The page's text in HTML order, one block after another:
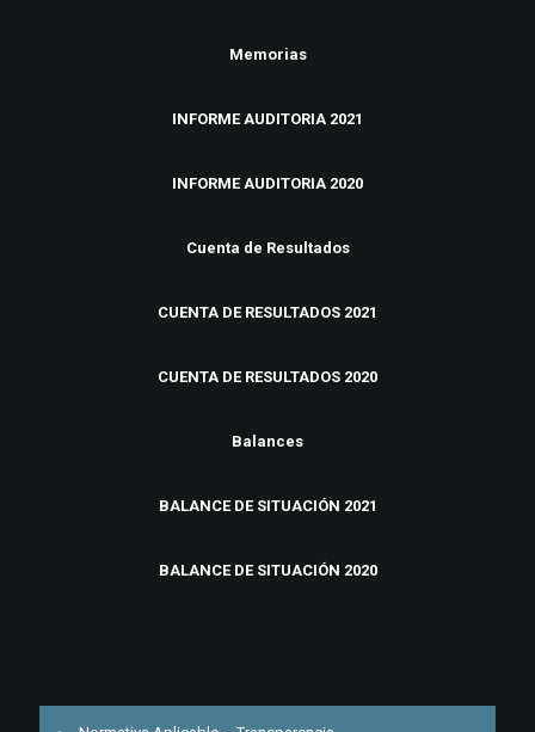
Memorias
INFORME AUDITORIA 2021
INFORME AUDITORIA 2020
Cuenta de Resultados
CUENTA DE RESULTADOS 2021
CUENTA DE RESULTADOS 2020
Balances
BALANCE DE SITUACIÓN 2021
BALANCE DE SITUACIÓN 2020